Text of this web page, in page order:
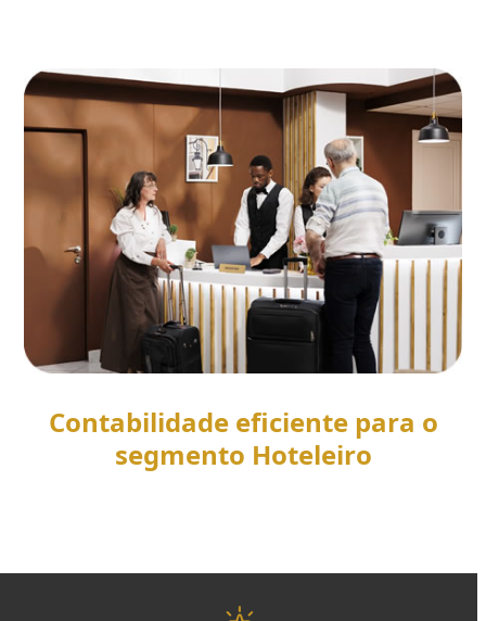
Contabilidade eficiente para o
segmento Hoteleiro